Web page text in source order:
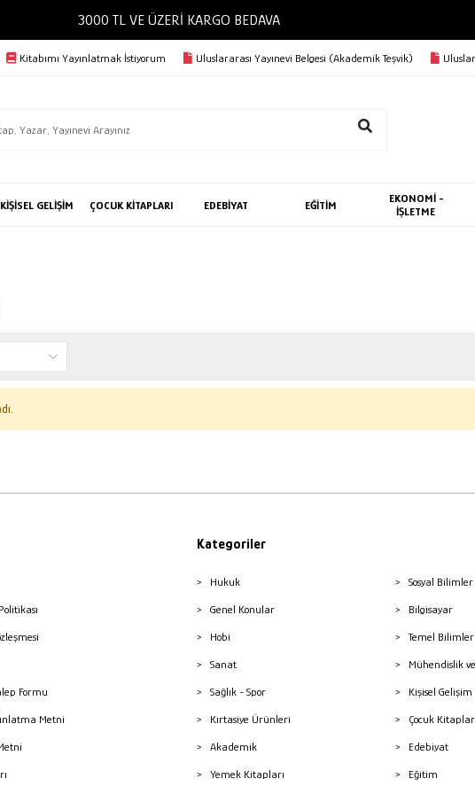
3000 TL VE ÜZERİ KARGO BEDAVA
Kitabımı Yayınlatmak İstiyorum Uluslararası Yayınevi Belgesi (Akademik Teşvik)
KİŞİSEL GELİŞİM ÇOCUK KİTAPLARI EDEBİYAT EĞİTİM
EKONOMİ -
İŞLETME
Formu
Metni
Kategoriler
Hukuk
Genel Konular
Hobi
Sanat
Sağlık - Spor
Kırtasiye Ürünleri
Akademik
Yemek Kitapları
Sosyal
Bilgisayar
Temel
Mühendislik
Kişisel Gelişim
Çocuk
Edebiyat
Eğitim